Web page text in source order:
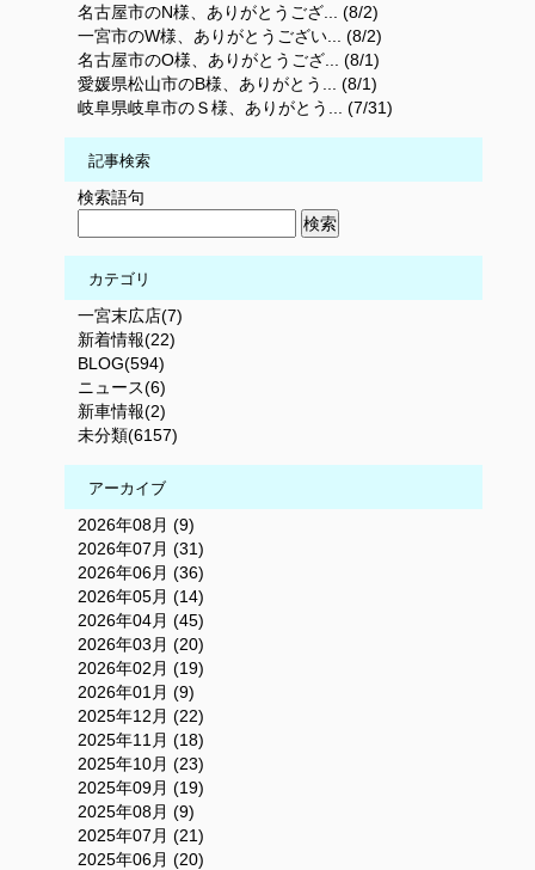
名古屋市のN様、ありがとうござ... (8/2)
一宮市のW様、ありがとうござい... (8/2)
名古屋市のO様、ありがとうござ... (8/1)
愛媛県松山市のB様、ありがとう... (8/1)
岐阜県岐阜市のＳ様、ありがとう... (7/31)
記事検索
検索語句
カテゴリ
一宮末広店(7)
新着情報(22)
BLOG(594)
ニュース(6)
新車情報(2)
未分類(6157)
アーカイブ
2026年08月 (9)
2026年07月 (31)
2026年06月 (36)
2026年05月 (14)
2026年04月 (45)
2026年03月 (20)
2026年02月 (19)
2026年01月 (9)
2025年12月 (22)
2025年11月 (18)
2025年10月 (23)
2025年09月 (19)
2025年08月 (9)
2025年07月 (21)
2025年06月 (20)